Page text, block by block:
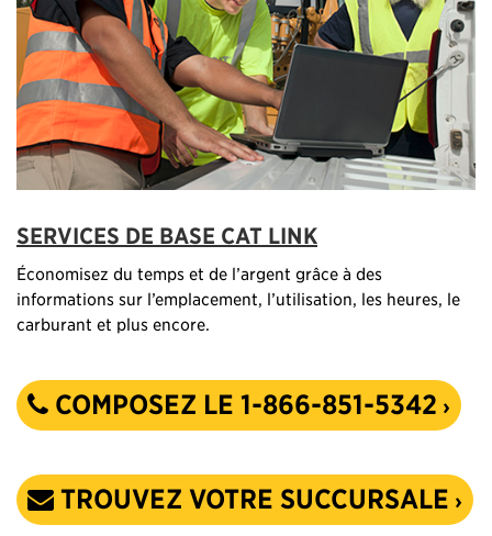
SERVICES DE BASE CAT LINK
Économisez du temps et de l’argent grâce à des
informations sur l’emplacement, l’utilisation, les heures, le
carburant et plus encore.
COMPOSEZ LE 1-866-851-5342
TROUVEZ VOTRE SUCCURSALE